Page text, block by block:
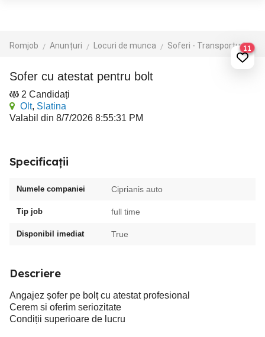
Romjob Anunțuri Locuri de munca Soferi - Transporturi11
Sofer cu atestat pentru bolt
2 Candidați
Olt, Slatina
Valabil din 8/7/2026 8:55:31 PM
Specificații
Numele companiei Ciprianis auto
Tip job full time
Disponibil imediat True
Descriere
Angajez șofer pe bolț cu atestat profesional
Cerem si oferim seriozitate
Condiții superioare de lucru